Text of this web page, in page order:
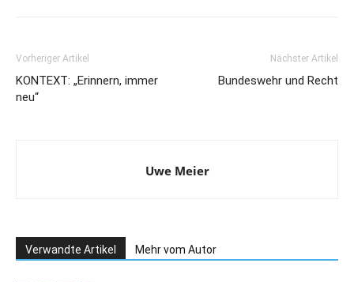
Vorheriger Artikel
KONTEXT: „Erinnern, immer
neu“
Nächster Artikel
Bundeswehr und Recht
Uwe Meier
Verwandte Artikel Mehr vom Autor